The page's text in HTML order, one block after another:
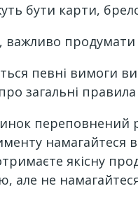
бути карти,
важливо
певні вимоги
загальні
переповнений
якісну
але не